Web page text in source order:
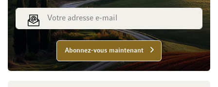
Adresse e-mail
Abonnez-vous maintenant